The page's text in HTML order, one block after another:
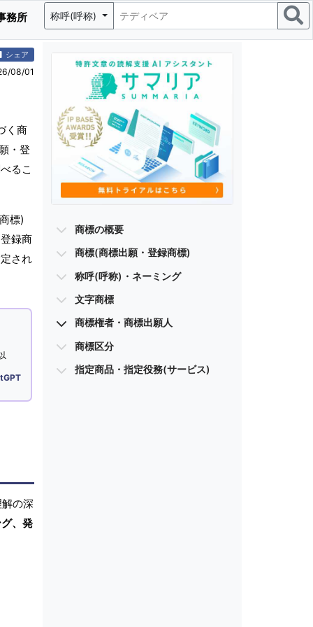
務所 称呼(呼称)
シェア
08/01
く商
・登
るこ
標)
録商
され
の深
、発
商標の概要
商標(商標出願・登録商標)
称呼(呼称)・ネーミング
文字商標
商標権者・商標出願人
商標区分
指定商品・指定役務(サービス)